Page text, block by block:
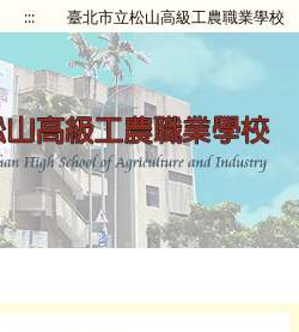
::: 臺北市立松山高級工農職業學校